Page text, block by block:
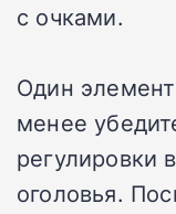
с очками.
Один
менее
регулировки
оголовья.